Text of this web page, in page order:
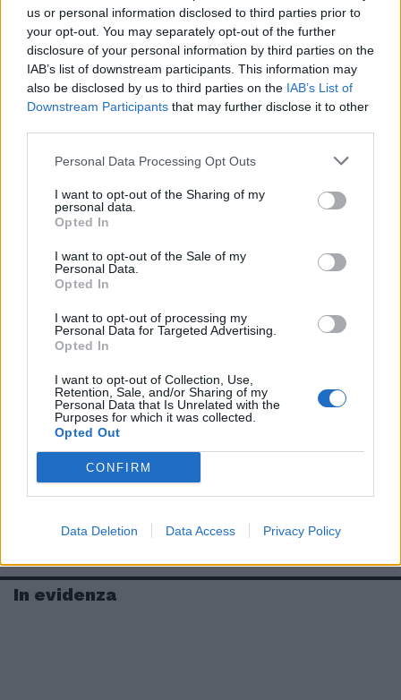
us or personal information disclosed to third parties prior to
your opt-out. You may separately opt-out of the further
disclosure of your personal information by third parties on the
IAB’s list of downstream participants. This information may
also be disclosed by us to third parties on the IAB’s List of
Downstream Participants that may further disclose it to other
Personal Data Processing Opt Outs
I want to opt-out of the Sharing of my
personal data.
Opted In
I want to opt-out of the Sale of my
Personal Data.
Opted In
I want to opt-out of processing my
Personal Data for Targeted Advertising.
Opted In
I want to opt-out of Collection, Use,
Retention, Sale, and/or Sharing of my
Personal Data that Is Unrelated with the
Purposes for which it was collected.
Opted Out
CONFIRM
Data Deletion Data Access Privacy Policy
In evidenza